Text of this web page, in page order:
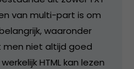
van multi-part is om
waaronder
niet altijd goed
HTML kan lezen